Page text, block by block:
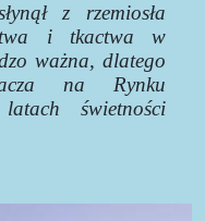
z rzemiosła
i tkactwa w
ważna, dlatego
na Rynku
świetności